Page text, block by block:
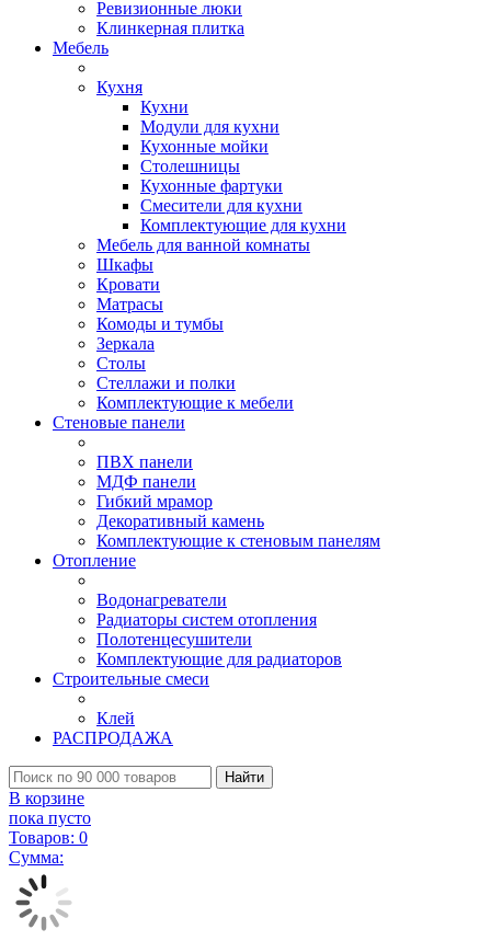
Ревизионные люки
Клинкерная плитка
Мебель
Кухня
Кухни
Модули для кухни
Кухонные мойки
Столешницы
Кухонные фартуки
Смесители для кухни
Комплектующие для кухни
Мебель для ванной комнаты
Шкафы
Кровати
Матрасы
Комоды и тумбы
Зеркала
Столы
Стеллажи и полки
Комплектующие к мебели
Стеновые панели
ПВХ панели
МДФ панели
Гибкий мрамор
Декоративный камень
Комплектующие к стеновым панелям
Отопление
Водонагреватели
Радиаторы систем отопления
Полотенцесушители
Комплектующие для радиаторов
Строительные смеси
Клей
РАСПРОДАЖА
Найти
В корзине
пока пусто
Товаров: 0
Сумма: